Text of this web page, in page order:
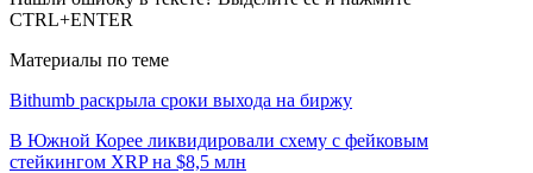
CTRL+ENTER
Материалы по теме
Bithumb раскрыла сроки выхода на биржу
В Южной Корее ликвидировали схему с фейковым
стейкингом XRP на $8,5 млн